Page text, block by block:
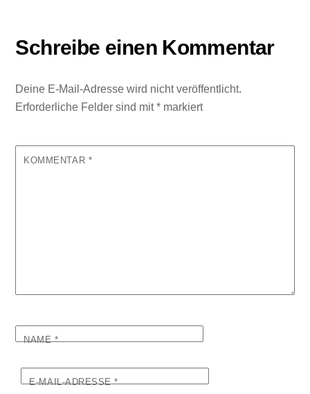
Schreibe einen Kommentar
Deine E-Mail-Adresse wird nicht veröffentlicht.
Erforderliche Felder sind mit* markiert
KOMMENTAR *
NAME*
E-MAIL-ADRESSE*